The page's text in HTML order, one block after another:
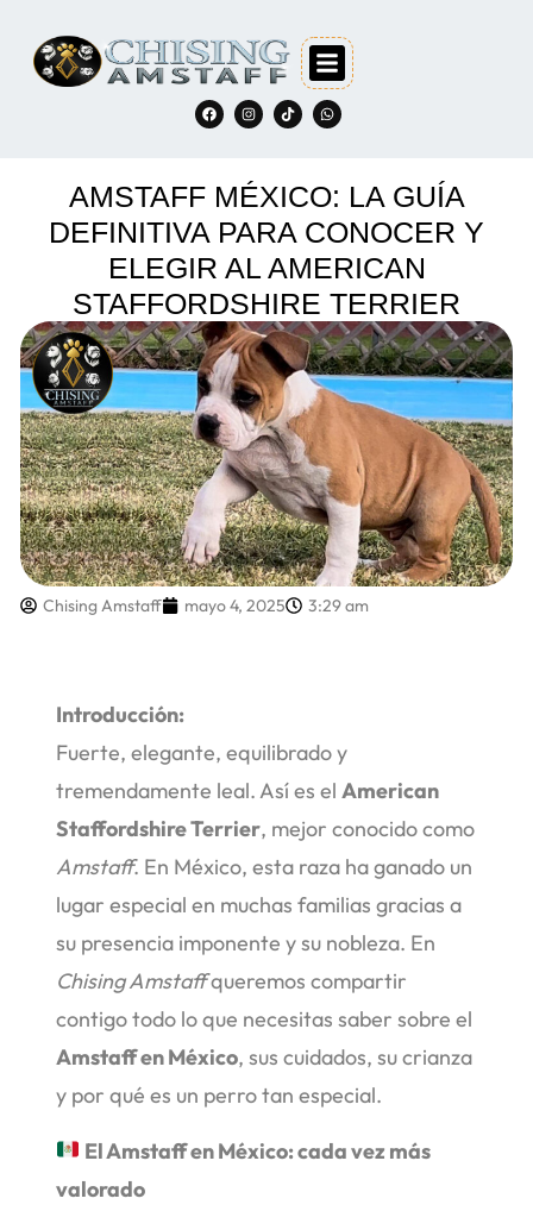
AMSTAFF MÉXICO: LA GUÍA
DEFINITIVA PARA CONOCER Y
ELEGIR AL AMERICAN
STAFFORDSHIRE TERRIER
Chising Amstaff mayo 4, 2025 3:29 am
Introducción:
Fuerte, elegante, equilibrado y
tremendamente leal. Así es el American
Staffordshire Terrier, mejor conocido como
Amstaff. En México, esta raza ha ganado un
lugar especial en muchas familias gracias a
su presencia imponente y su nobleza. En
Chising Amstaffqueremos compartir
contigo todo lo que necesitas saber sobre el
Amstaff en México, sus cuidados, su crianza
y por qué es un perro tan especial.
El Amstaff en México: cada vez más
valorado